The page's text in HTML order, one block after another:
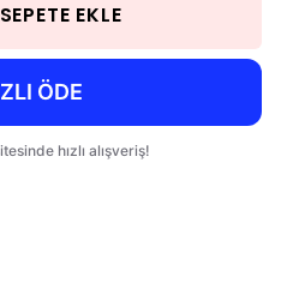
SEPETE EKLE